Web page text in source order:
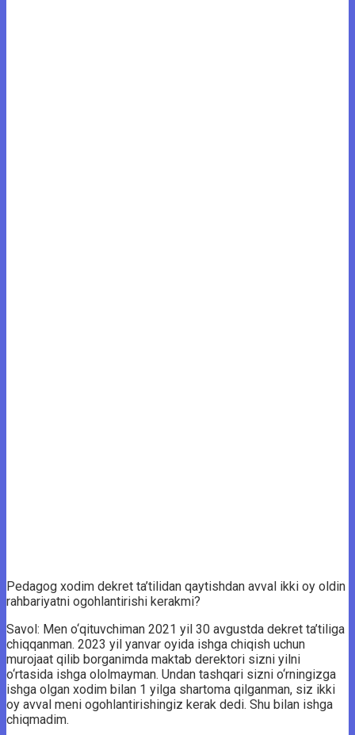
Pedagog xodim dekret ta’tilidan qaytishdan avval ikki oy oldin
rahbariyatni ogohlantirishi kerakmi?
Savol: Men o‘qituvchiman 2021 yil 30 avgustda dekret ta’tiliga
chiqqanman. 2023 yil yanvar oyida ishga chiqish uchun
murojaat qilib borganimda maktab derektori sizni yilni
o‘rtasida ishga ololmayman. Undan tashqari sizni o‘rningizga
ishga olgan xodim bilan 1 yilga shartoma qilganman, siz ikki
oy avval meni ogohlantirishingiz kerak dedi. Shu bilan ishga
chiqmadim.